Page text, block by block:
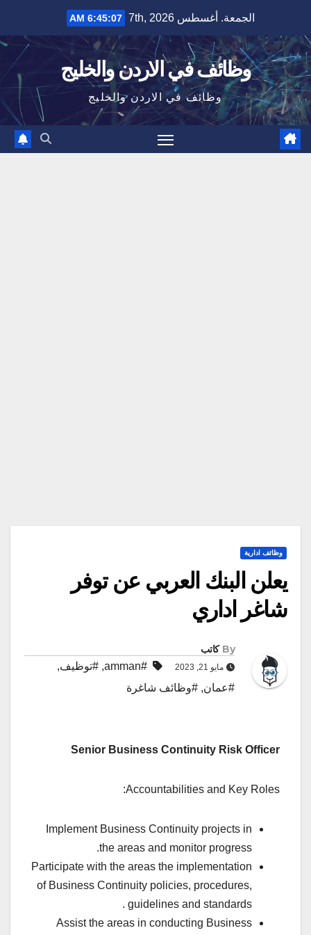
content
الجمعة. أغسطس 7th, 2026 6:45:08 AM
وظائف في الاردن والخليج
وظائف في الاردن والخليج
وظائف ادارية
يعلن البنك العربي عن توفر
شاغر اداري
By كاتب
مايو 21, 2023 #amman
, #توظيف,
#عمان, #وظائف شاغرة
Senior Business Continuity Risk Officer
Accountabilities and Key Roles:
Implement Business Continuity projects in
the areas and monitor progress.
Participate with the areas the implementation
of Business Continuity policies, procedures,
guidelines and standards .
Assist the areas in conducting Business